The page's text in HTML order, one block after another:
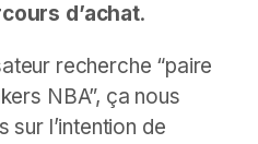
d’achat.
recherche “paire
NBA”, ça nous
sur l’intention de